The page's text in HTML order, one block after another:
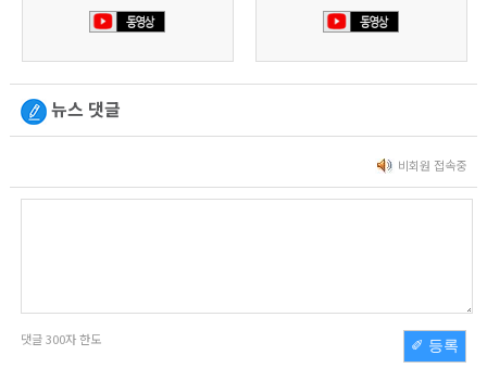
뉴스 댓글
비회원 접속중
댓글300자 한도 ✐ 등록